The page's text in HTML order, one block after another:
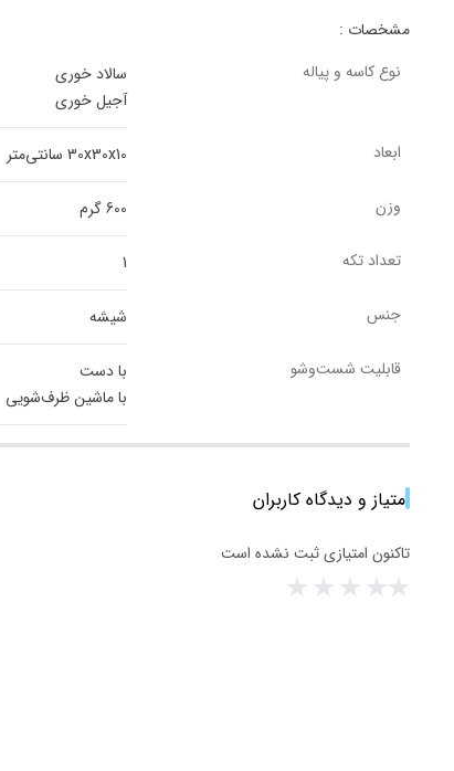
مشخصات :
نوع کاسه و پیاله
سالاد خوری
آجیل خوری
ابعاد 30x30x10 سانتی‌متر
وزن 600 گرم
تعداد تکه 1
جنس شیشه
قابلیت شست‌وشو
با دست
با ماشین ظرف‌شویی
امتیاز و دیدگاه کاربران
تاکنون امتیازی ثبت نشده است